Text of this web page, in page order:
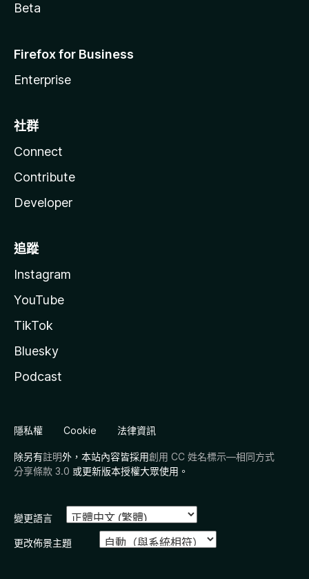
Beta
Firefox for Business
Enterprise
社群
Connect
Contribute
Developer
追蹤
Instagram
YouTube
TikTok
Bluesky
Podcast
隱私權 Cookie 法律資訊
除另有註明外，本站內容皆採用創用 CC 姓名標示—相同方式
分享條款 3.0 或更新版本授權大眾使用。
變更語言
更改佈景主題